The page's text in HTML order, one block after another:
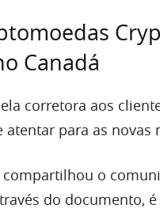
Canadá
corretora aos
atentar para as novas
o
do documento,